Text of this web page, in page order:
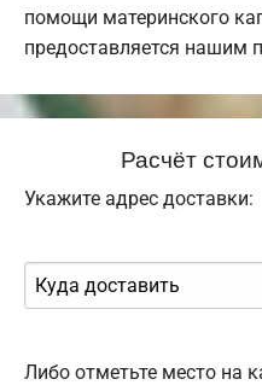
помощи материнского
предоставляется нашим
Расчёт
Укажите адрес доставки:
Либо отметьте место на